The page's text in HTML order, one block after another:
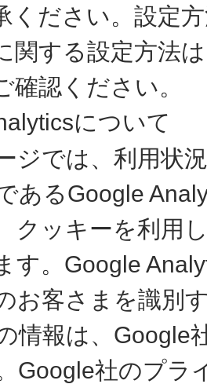
ください。設定
関する設定方法
確認ください。
について
ジでは、利用状
あるGoogle
クッキーを利用
す。Google
お客さまを識別
情報は、Google
Google社のプラ